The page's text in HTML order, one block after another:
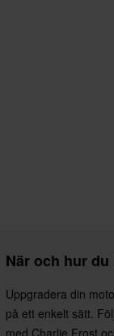
När och hur
Uppgradera din
på ett enkelt sätt.
med Charlie Frost